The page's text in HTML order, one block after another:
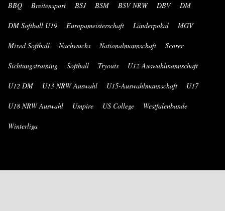
BBQ Breitensport BSJ BSM BSV NRW DBV DM
DM Softball U19 Europameisterschaft Länderpokal MGV
Mixed Softball Nachwuchs Nationalmannschaft Scorer
Sichtungstraining Softball Tryouts U12 Auswahlmannschaft
U12 DM U13 NRW Auswahl U15-Auswahlmannschaft U17
U18 NRW Auswahl Umpire US College Westfalenbande
Winterliga